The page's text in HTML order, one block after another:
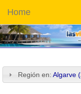
Home
Región en: Algarve